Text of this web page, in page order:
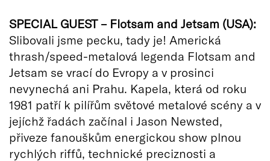
SPECIAL GUEST – Flotsam and Jetsam (USA):
Slibovali jsme pecku, tady je! Americká
thrash/speed-metalová legenda Flotsam and
Jetsam se vrací do Evropy a v prosinci
nevynechá ani Prahu. Kapela, která od roku
1981 patří k pilířům světové metalové scény a v
jejíchž řadách začínal i Jason Newsted,
přiveze fanouškům energickou show plnou
rychlých riffů, technické preciznosti a